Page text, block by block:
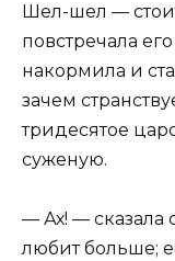
Шел-шел —
повстречала
накормила и
зачем
тридесятое
суженую.
— Ах! — сказала
любит больше;